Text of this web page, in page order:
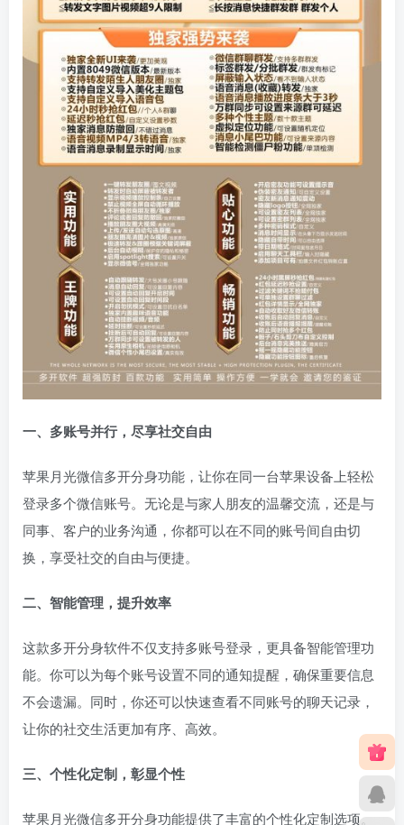
一、多账号并行，尽享社交自由
苹果月光微信多开分身功能，让你在同一台苹果设备上轻松
登录多个微信账号。无论是与家人朋友的温馨交流，还是与
同事、客户的业务沟通，你都可以在不同的账号间自由切
换，享受社交的自由与便捷。
二、智能管理，提升效率
这款多开分身软件不仅支持多账号登录，更具备智能管理功
能。你可以为每个账号设置不同的通知提醒，确保重要信息
不会遗漏。同时，你还可以快速查看不同账号的聊天记录，
让你的社交生活更加有序、高效。
三、个性化定制，彰显个性
苹果月光微信多开分身功能提供了丰富的个性化定制选项。